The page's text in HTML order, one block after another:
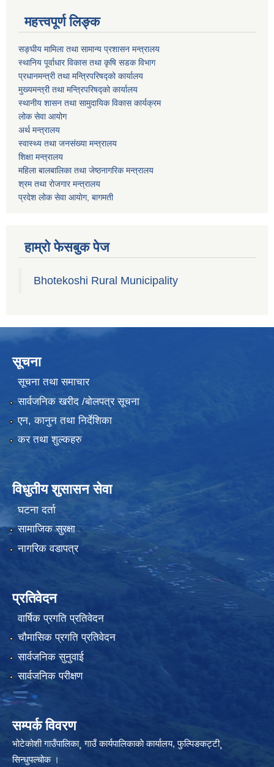
महत्त्वपूर्ण लिङ्क
सङ्घीय मामिला तथा सामान्य प्रशासन मन्त्रालय
स्थानिय पूर्वाधार विकास तथा कृषि सडक विभाग
प्रधानमन्त्री तथा मन्त्रिपरिषद्को कार्यालय
मुख्यमन्त्री तथा मन्त्रिपरिषद्को कार्यालय
स्थानीय शासन तथा सामुदायिक विकास कार्यक्रम
लोक सेवा आयोग
अर्थ मन्त्रालय
स्वास्थ्य तथा जनस‌ंख्या मन्त्रालय
शिक्षा मन्त्रालय
महिला बालबालिका तथा जेष्ठनागरिक मन्त्रालय
श्रम तथा राेजगार मन्त्रालय
प्रदेश लोक सेवा आयाेग, बागमती
हाम्रो फेसबुक पेज
Bhotekoshi Rural Municipality
सूचना
सूचना तथा समाचार
सार्वजनिक खरीद /बोलपत्र सूचना
एन, कानुन तथा निर्देशिका
कर तथा शुल्कहरु
विधुतीय शुसासन सेवा
घटना दर्ता
सामाजिक सुरक्षा
नागरिक वडापत्र
प्रतिवेदन
वार्षिक प्रगति प्रतिवेदन
चौमासिक प्रगति प्रतिवेदन
सार्वजनिक सुनुवाई
सार्वजनिक परीक्षण
सम्पर्क विवरण
भोटेकोशी गाउँपालिका¸ गाउँ कार्यपालिकाकाे कार्यालय, फुल्पिङकट्टी¸
सिन्धुपल्चोक ।